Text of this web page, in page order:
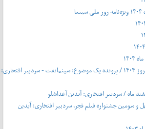
شماره ۶۲۳ - ویژه‌نامه نوروز ۱۴۰۴ / پرونده یک موضوع: سینمانفت - سردبیر افتخاری:
چهل‌ و‌ سومین جشنواره فیلم فجر، سردبیر افتخاری: آیدین